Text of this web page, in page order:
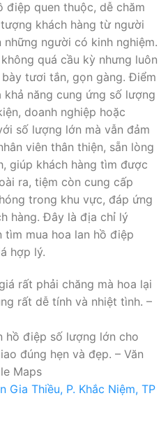
điệp quen thuộc, dễ chăm
khách hàng từ người
người có kinh nghiệm.
quá cầu kỳ nhưng luôn
tươi tắn, gọn gàng. Điểm
khả năng cung ứng số lượng
doanh nghiệp hoặc
số lượng lớn mà vẫn đảm
viên thân thiện, sẵn lòng
giúp khách hàng tìm được
ra, tiệm còn cung cấp
trong khu vực, đáp ứng
hàng. Đây là địa chỉ lý
mua hoa lan hồ điệp
hợp lý.
rất phải chăng mà hoa lại
rất dễ tính và nhiệt tình. –
hồ điệp số lượng lớn cho
đúng hẹn và đẹp. – Văn
Maps
Gia Thiều, P. Khắc Niệm, TP